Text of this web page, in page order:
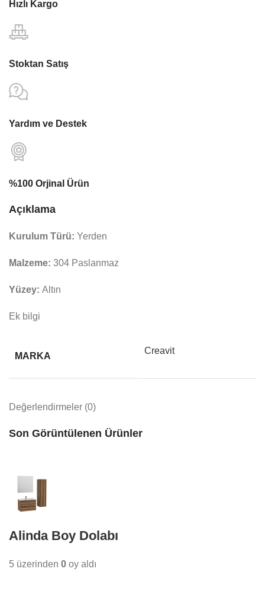
Hızlı Kargo
Stoktan Satış
Yardım ve Destek
%100 Orjinal Ürün
Açıklama
Kurulum Türü: Yerden
Malzeme: 304 Paslanmaz
Yüzey: Altın
Ek bilgi
MARKA
Creavit
Değerlendirmeler (0)
Son Görüntülenen Ürünler
Alinda Boy Dolabı
5 üzerinden 0 oy aldı